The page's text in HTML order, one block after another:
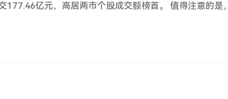
亿元，高居两市个股成交额榜首。 值得注意的